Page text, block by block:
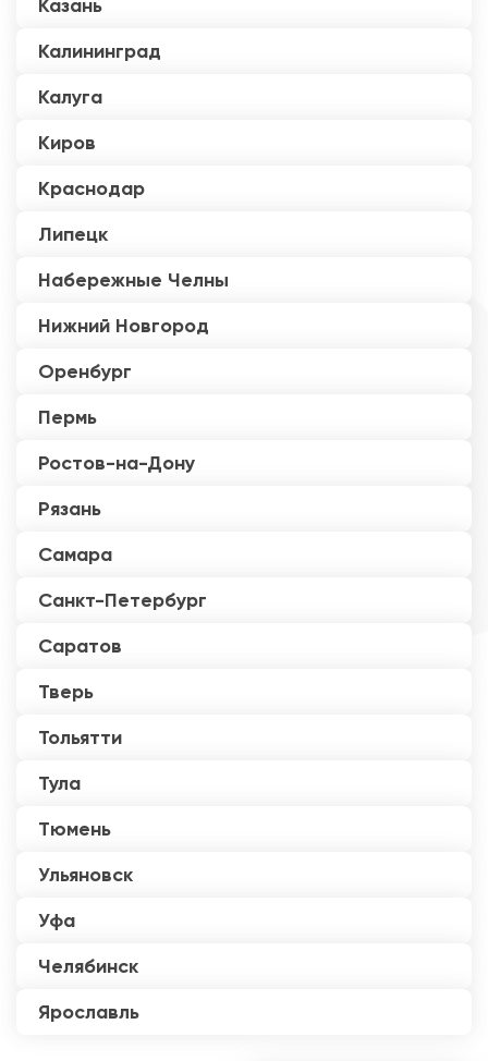
Казань
Калининград
Калуга
Киров
Краснодар
Липецк
Набережные Челны
Нижний Новгород
Оренбург
Пермь
Ростов-на-Дону
Рязань
Самара
Санкт-Петербург
Саратов
Тверь
Тольятти
Тула
Тюмень
Ульяновск
Уфа
Челябинск
Ярославль